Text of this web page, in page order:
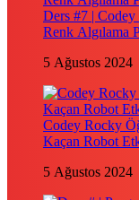
Ders #7 |
Renk Algılama
5 Ağustos 2024
Codey Rocky
Kaçan Robot
5 Ağustos 2024